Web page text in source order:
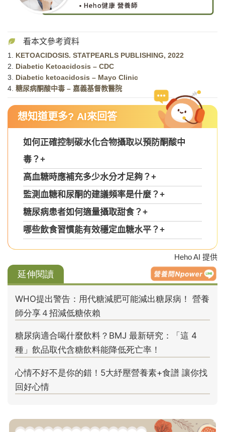
1. KETOACIDOSIS. STATPEARLS PUBLISHING, 2022
2. Diabetic Ketoacidosis – CDC
3. Diabetic ketoacidosis – Mayo Clinic
4. 糖尿病酮酸中毒 – 嘉義基督教醫院
想知道更多? AI來回答
如何正確控制碳水化合物攝取以預防酮酸中
毒？+
高血糖時應補充多少水分才足夠？+
監測血糖和尿酮的建議頻率是什麼？+
糖尿病患者如何適量攝取甜食？+
哪些飲食習慣能有效穩定血糖水平？+
Heho AI 提供